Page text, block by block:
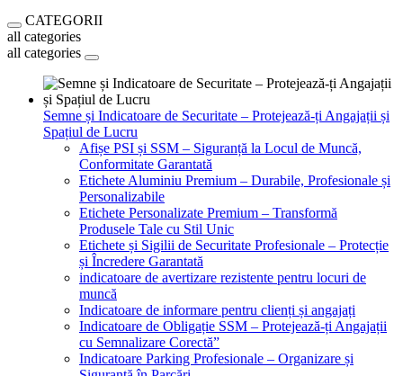
CATEGORII
all categories
all categories
Semne și Indicatoare de Securitate – Protejează-ți Angajații și
Spațiul de Lucru
Afișe PSI și SSM – Siguranță la Locul de Muncă,
Conformitate Garantată
Etichete Aluminiu Premium – Durabile, Profesionale și
Personalizabile
Etichete Personalizate Premium – Transformă
Produsele Tale cu Stil Unic
Etichete și Sigilii de Securitate Profesionale – Protecție
și Încredere Garantată
indicatoare de avertizare rezistente pentru locuri de
muncă
Indicatoare de informare pentru clienți și angajați
Indicatoare de Obligație SSM – Protejează-ți Angajații
cu Semnalizare Corectă”
Indicatoare Parking Profesionale – Organizare și